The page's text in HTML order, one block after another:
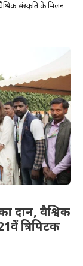
वैश्विक संस्कृति के मिलन
दान, वैश्विक
त्रिपिटक